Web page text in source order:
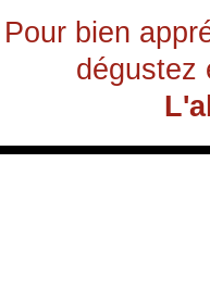
Pour bien
dégustez